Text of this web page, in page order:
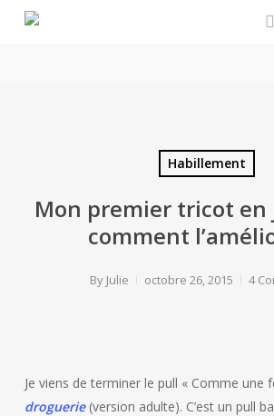
Habillement
Mon premier tricot en
comment
By Julie octobre 26, 2015 4
Je viens de terminer le pull « Comme une
droguerie(version adulte). C’est un pull